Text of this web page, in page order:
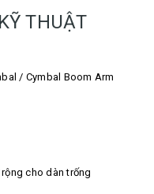
THUẬT
/ Cymbal Boom Arm
cho dàn trống